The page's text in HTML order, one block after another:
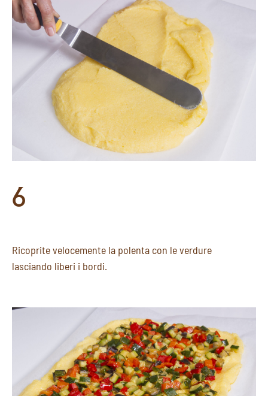
6
Ricoprite velocemente la polenta con le verdure
lasciando liberi i bordi.